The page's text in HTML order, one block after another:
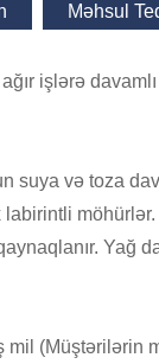
Məhsul
işlərə davamlı
suya və toza
möhürlər.
Yağ
mil (Müştərilərin